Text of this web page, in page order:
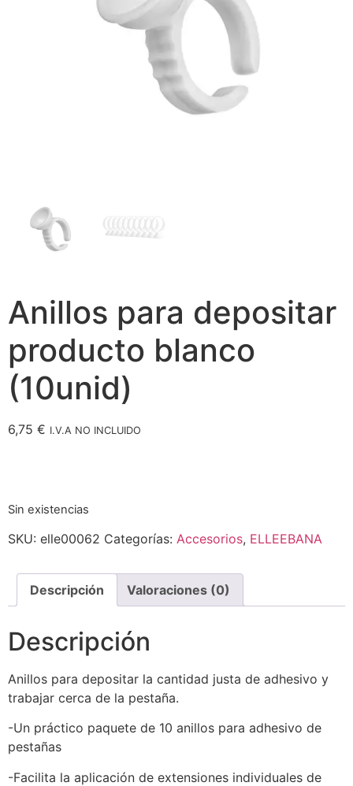
Anillos para depositar
producto blanco
(10unid)
6,75 € I.V.A NO INCLUIDO
Sin existencias
SKU: elle00062 Categorías: Accesorios, ELLEEBANA
Descripción Valoraciones (0)
Descripción
Anillos para depositar la cantidad justa de adhesivo y
trabajar cerca de la pestaña.
-Un práctico paquete de 10 anillos para adhesivo de
pestañas
-Facilita la aplicación de extensiones individuales de